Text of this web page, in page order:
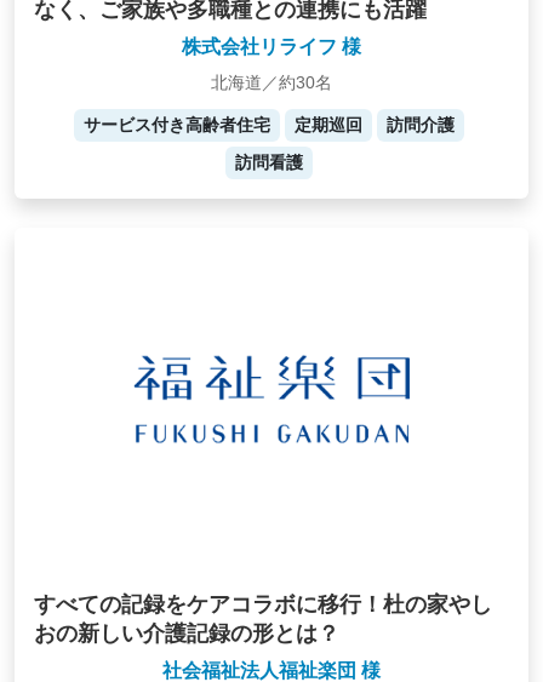
なく、ご家族や多職種との連携にも活躍
株式会社リライフ 様
北海道／約30名
サービス付き高齢者住宅 定期巡回
訪問介護
訪問看護
すべての記録をケアコラボに移行！杜の家やし
おの新しい介護記録の形とは？
社会福祉法人福祉楽団 様